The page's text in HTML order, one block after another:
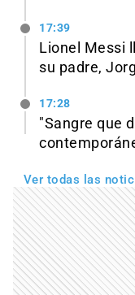
17:39
Lionel Messi
su padre,
17:28
"Sangre que
Ver todas las